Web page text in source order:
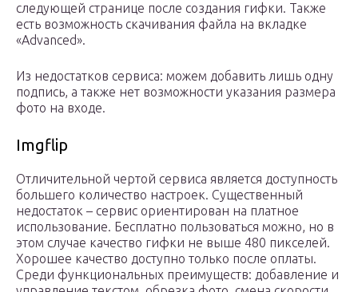
следующей странице после создания гифки. Также
есть возможность скачивания файла на вкладке
«Advanced».
Из недостатков сервиса: можем добавить лишь одну
подпись, а также нет возможности указания размера
фото на входе.
Imgflip
Отличительной чертой сервиса является доступность
большего количество настроек. Существенный
недостаток – сервис ориентирован на платное
использование. Бесплатно пользоваться можно, но в
этом случае качество гифки не выше 480 пикселей.
Хорошее качество доступно только после оплаты.
Среди функциональных преимуществ: добавление и